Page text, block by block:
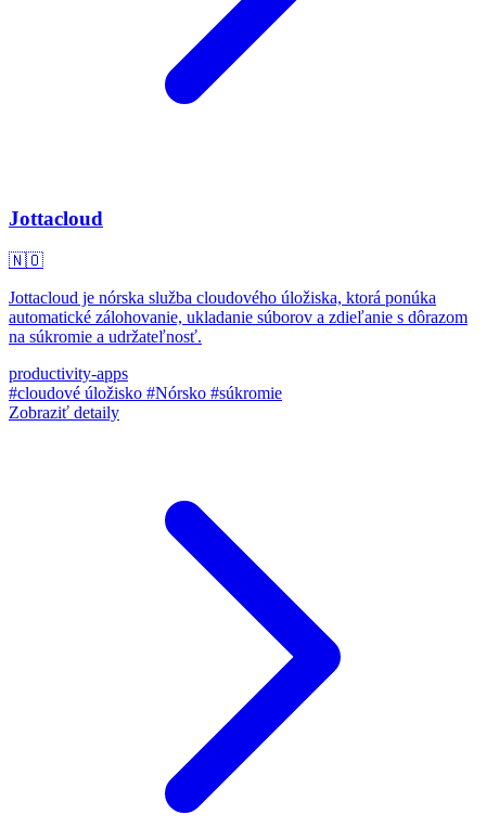
Jottacloud
🇳🇴
Jottacloud je nórska služba cloudového úložiska, ktorá ponúka
automatické zálohovanie, ukladanie súborov a zdieľanie s dôrazom
na súkromie a udržateľnosť.
productivity-apps
#cloudové úložisko #Nórsko #súkromie
Zobraziť detaily